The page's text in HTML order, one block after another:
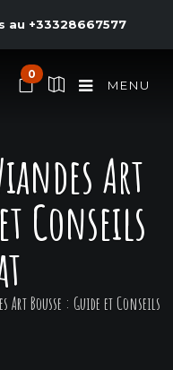
au +33328667577
0
MENU
Art
Conseils
Art Bousse : Guide et Conseils